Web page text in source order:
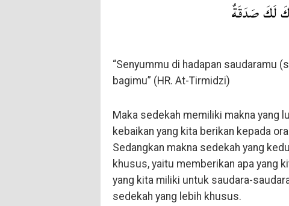
لَكَ صَدَقَةٌ
“Senyummu di hadapan saudaramu
bagimu” (HR. At-Tirmidzi)
Maka sedekah memiliki makna yang
kebaikan yang kita berikan kepada
Sedangkan makna sedekah yang
khusus, yaitu memberikan apa yang
yang kita miliki untuk saudara-
sedekah yang lebih khusus.